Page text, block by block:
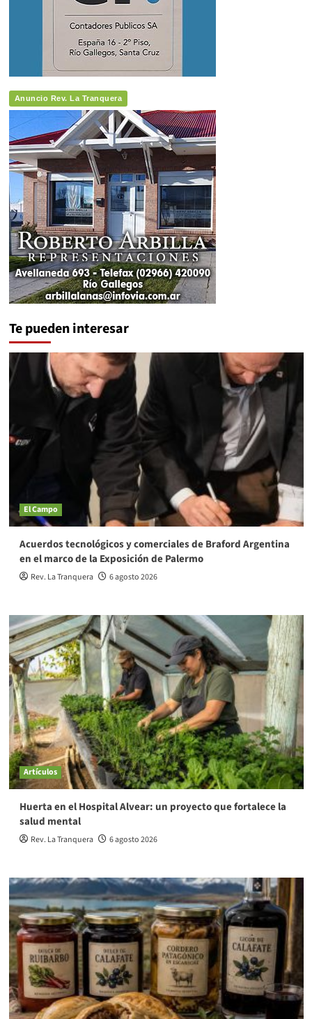
Anuncio Rev. La Tranquera
Te pueden interesar
El Campo
Acuerdos tecnológicos y comerciales de Braford Argentina
en el marco de la Exposición de Palermo
Rev. La Tranquera 6 agosto 2026
Artículos
Huerta en el Hospital Alvear: un proyecto que fortalece la
salud mental
Rev. La Tranquera 6 agosto 2026